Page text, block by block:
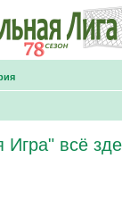
всё